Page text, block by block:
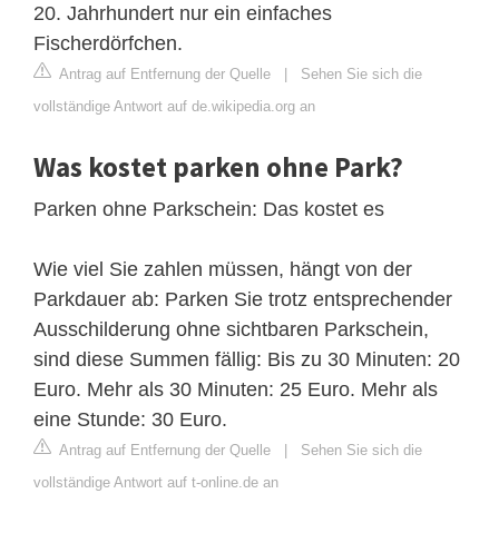
20. Jahrhundert nur ein einfaches
Fischerdörfchen.
Antrag auf Entfernung der Quelle | Sehen Sie sich die
vollständige Antwort auf de.wikipedia.org an
Was kostet parken ohne Park?
Parken ohne Parkschein: Das kostet es
Wie viel Sie zahlen müssen, hängt von der
Parkdauer ab: Parken Sie trotz entsprechender
Ausschilderung ohne sichtbaren Parkschein,
sind diese Summen fällig: Bis zu 30 Minuten: 20
Euro. Mehr als 30 Minuten: 25 Euro. Mehr als
eine Stunde: 30 Euro.
Antrag auf Entfernung der Quelle | Sehen Sie sich die
vollständige Antwort auf t-online.de an